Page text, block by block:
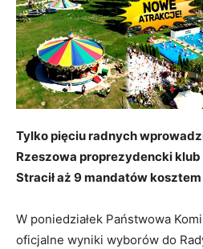
Tylko pięciu radnych
Rzeszowa proprezydencki klub
Stracił aż 9 mandatów
W poniedziałek Państwowa
oficjalne wyniki wyborów do